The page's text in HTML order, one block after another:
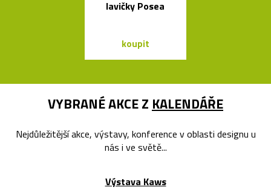
lavičky Posea
koupit
VYBRANÉ AKCE Z KALENDÁŘE
Nejdůležitější akce, výstavy, konference v oblasti designu u
nás i ve světě...
Výstava Kaws